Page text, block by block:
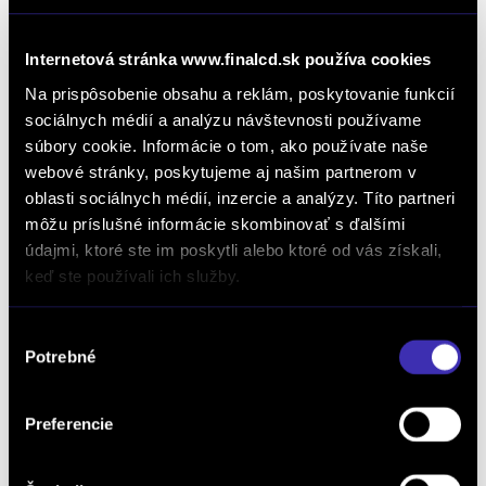
Internetová stránka www.finalcd.sk používa cookies
Na prispôsobenie obsahu a reklám, poskytovanie funkcií
sociálnych médií a analýzu návštevnosti používame
súbory cookie. Informácie o tom, ako používate naše
webové stránky, poskytujeme aj našim partnerom v
oblasti sociálnych médií, inzercie a analýzy. Títo partneri
môžu príslušné informácie skombinovať s ďalšími
údajmi, ktoré ste im poskytli alebo ktoré od vás získali,
keď ste používali ich služby.
súhlasu
Potrebné
Preferencie
Režim DEFROST je najrýchlejší spôsob, ako
odstrániť zahmlené alebo jemne zamrznuté sklá.
Systém automaticky nastaví maximálne teplo,
správny smer prúdenia vzduchu a vysoký výkon
ventilátora. Ide o ideálne riešenie pri rýchlom
odhmlievaní počas zimných rán alebo daždivých
dní.
Pravidelne čistite vnútornú
stranu okien
Ak je sklo zvnútra mastné alebo zaprášené,
odporúčame pravidelne čistiť vnútornú stranu